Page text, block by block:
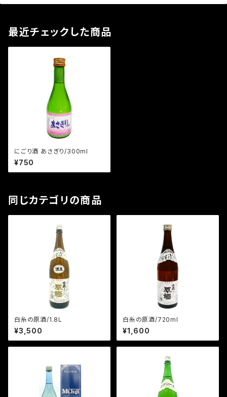
最近チェックした商品
にごり酒 あさぎり/300ml
¥750
同じカテゴリの商品
白糸の原酒/1.8L
¥3,500
白糸の原酒/720ml
¥1,600